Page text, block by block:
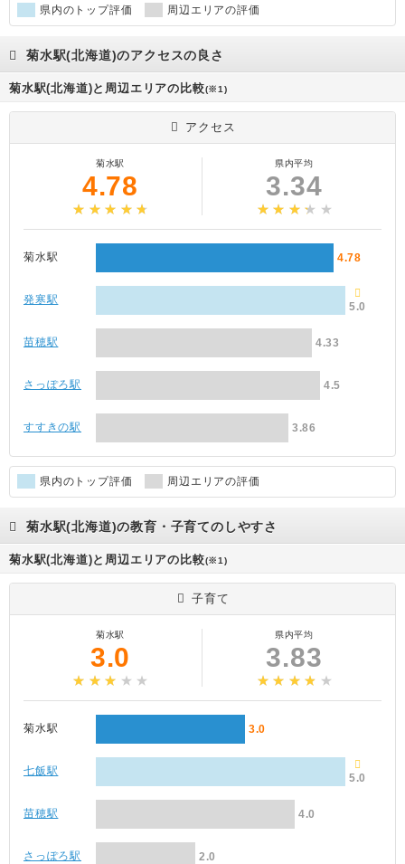
県内のトップ評価 周辺エリアの評価
菊水駅(北海道)のアクセスの良さ
菊水駅(北海道)と周辺エリアの比較(※1)
アクセス
菊水駅
4.78
県内平均
3.34
菊水駅 4.78
発寒駅
5.0
苗穂駅 4.33
さっぽろ駅 4.5
すすきの駅 3.86
県内のトップ評価 周辺エリアの評価
菊水駅(北海道)の教育・子育てのしやすさ
菊水駅(北海道)と周辺エリアの比較(※1)
子育て
菊水駅
3.0
県内平均
3.83
菊水駅 3.0
七飯駅
5.0
苗穂駅 4.0
さっぽろ駅 2.0